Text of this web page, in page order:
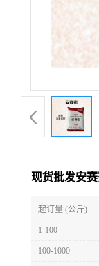
现货批发安
起订量 (公斤)
1-100
100-1000